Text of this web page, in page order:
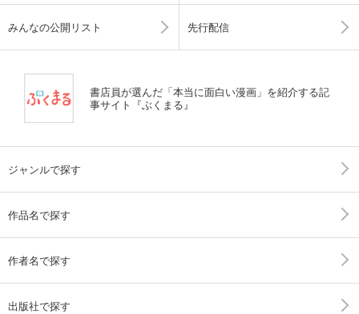
みんなの公開リスト 先行配信
書店員が選んだ「本当に面白い漫画」を紹介する記
事サイト『ぶくまる』
ジャンルで探す
作品名で探す
作者名で探す
出版社で探す